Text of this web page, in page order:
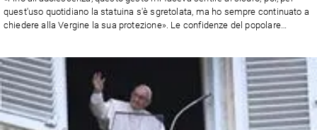
quest'uso quotidiano la statuina s'è sgretolata, ma ho sempre continuato a
chiedere alla Vergine la sua protezione». Le confidenze del popolare